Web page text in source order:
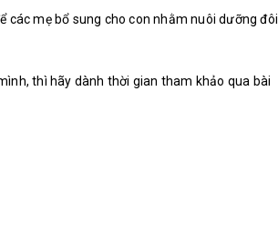
các mẹ bổ sung cho con nhằm nuôi dưỡng đôi
thì hãy dành thời gian tham khảo qua bài